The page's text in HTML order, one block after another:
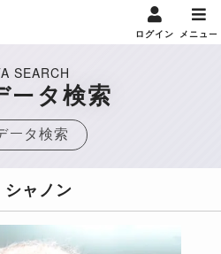
ログイン メニュー
SEARCH
ータ検索
ータ検索
シャノン